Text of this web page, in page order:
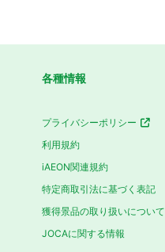
各種情報
プライバシーポリシー
利用規約
iAEON関連規約
特定商取引法に基づく表記
獲得景品の取り扱いについて
JOCAに関する情報